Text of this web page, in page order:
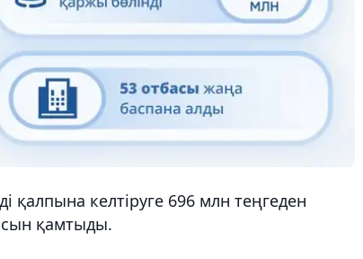
қалпына келтіруге 696 млн теңгеден
қамтыды.